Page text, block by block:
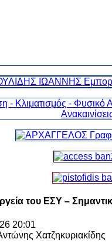
του ΕΣΥ –
20:01
Χατζηκυριακίδης